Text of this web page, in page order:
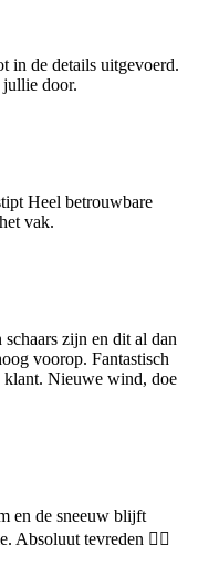
in de details uitgevoerd.
jullie door.
Heel betrouwbare
vak.
zijn en dit al dan
voorop. Fantastisch
klant. Nieuwe wind, doe
en de sneeuw blijft
Absoluut tevreden 👌🏻